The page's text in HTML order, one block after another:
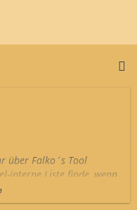
über Falko´s Tool
interne Liste finde, wenn
Aufträge durch geführt
nicht genutzt zu werden,